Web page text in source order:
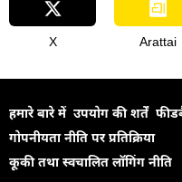
X Arattai
हमारे बारे में उपयोग की शर्तें
गोपनीयता नीति पर प्रतिक्रिया
कूकी तथा स्वचालित लॉगिंग नीति